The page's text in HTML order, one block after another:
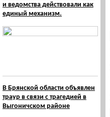
и ведомства действовали как
единый механизм.
В Брянской области объявлен
траур в связи с трагедией в
Выгоничском районе